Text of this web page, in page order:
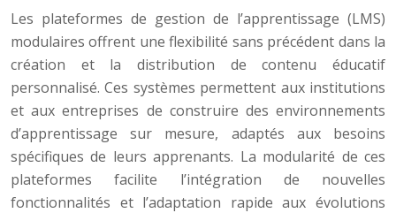
Les plateformes de gestion de l’apprentissage (LMS)
modulaires offrent une flexibilité sans précédent dans la
création et la distribution de contenu éducatif
personnalisé. Ces systèmes permettent aux institutions
et aux entreprises de construire des environnements
d’apprentissage sur mesure, adaptés aux besoins
spécifiques de leurs apprenants. La modularité de ces
plateformes facilite l’intégration de nouvelles
fonctionnalités et l’adaptation rapide aux évolutions